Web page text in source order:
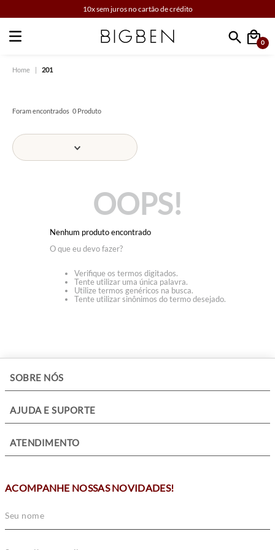
10x sem juros no cartão de crédito
0
201
0 Produto
OOPS!
Nenhum produto encontrado
O que eu devo fazer?
Verifique os termos digitados.
Tente utilizar uma única palavra.
Utilize termos genéricos na busca.
Tente utilizar sinônimos do termo desejado.
SOBRE NÓS
AJUDA E SUPORTE
ATENDIMENTO
ACOMPANHE NOSSAS NOVIDADES!